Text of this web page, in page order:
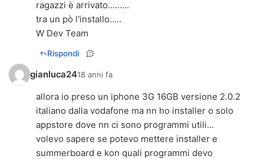
ragazzi è arrivato.........
tra un pò l'installo.....
W Dev Team
Rispondi
gianluca2418 anni fa
allora io preso un iphone 3G 16GB versione 2.0.2
italiano dalla vodafone ma nn ho installer o solo
appstore dove nn ci sono programmi utili...
volevo sapere se potevo mettere installer e
summerboard e kon quali programmi devo